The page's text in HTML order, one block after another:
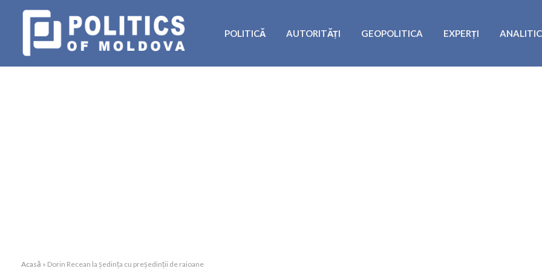
POLITICĂ AUTORITĂȚI GEOPOLITICA EXPERȚI
Acasă » Dorin Recean la ședința cu președinții de raioane